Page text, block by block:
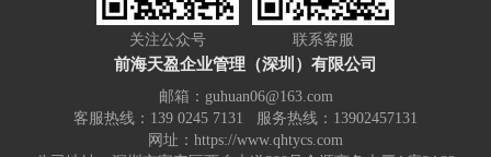
关注公众号 联系客服
前海天盈企业管理（深圳）有限公司
邮箱：guhuan06@163.com
客服热线：139 0245 7131 服务热线：13902457131
网址：https://www.qhtycs.com